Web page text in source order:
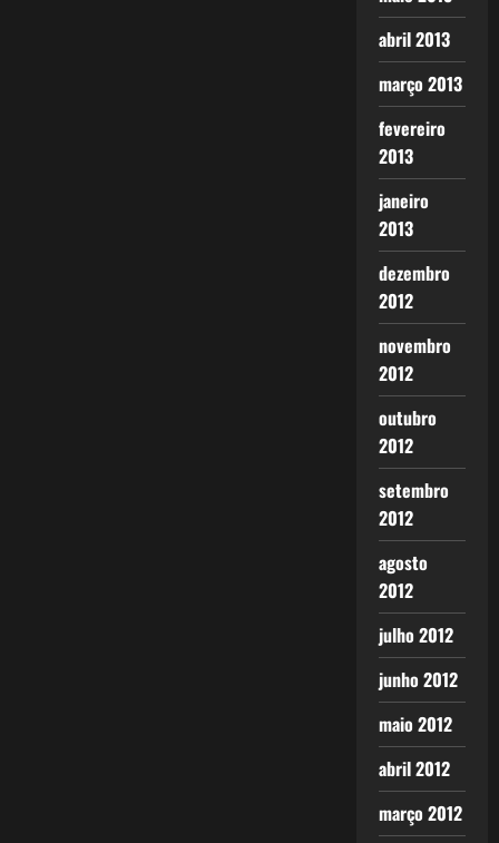
abril 2013
março 2013
fevereiro
2013
janeiro
2013
dezembro
2012
novembro
2012
outubro
2012
setembro
2012
agosto
2012
julho 2012
junho 2012
maio 2012
abril 2012
março 2012